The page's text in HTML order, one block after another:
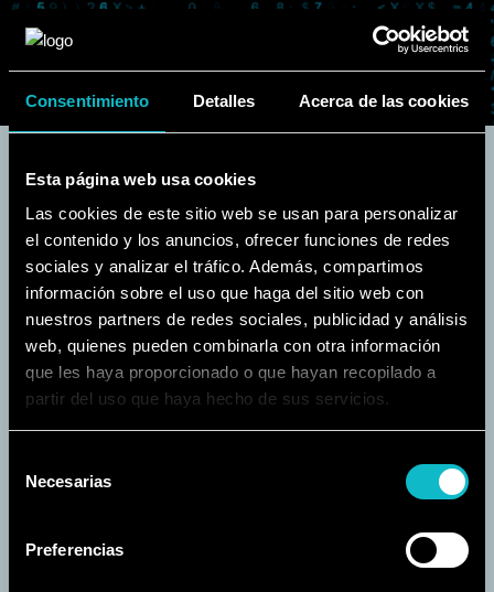
Consentimiento Detalles Acerca de las cookies
Esta página web usa cookies
Las cookies de este sitio web se usan para personalizar
el contenido y los anuncios, ofrecer funciones de redes
sociales y analizar el tráfico. Además, compartimos
información sobre el uso que haga del sitio web con
nuestros partners de redes sociales, publicidad y análisis
web, quienes pueden combinarla con otra información
que les haya proporcionado o que hayan recopilado a
partir del uso que haya hecho de sus servicios.
Necesarias
Preferencias
Página no
encontrada
Lo sentimos pero
la página que
principal